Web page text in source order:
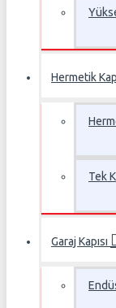
Hermetik
Tek
Garaj Kapısı